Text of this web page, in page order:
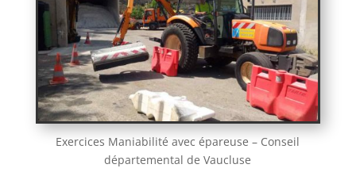
Exercices Maniabilité avec épareuse – Conseil
départemental de Vaucluse